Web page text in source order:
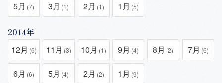
5月 (7) 3月 (1) 2月 (1) 1月 (5)
2014年
12月 (6) 11月 (3) 10月 (1) 9月 (4) 8月 (2) 7月 (6)
6月 (6) 5月 (4) 2月 (2) 1月 (9)